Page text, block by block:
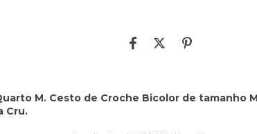
M. Cesto de Croche Bicolor de tamanho
Cru.